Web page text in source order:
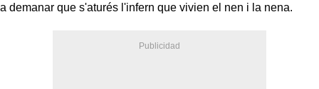
a demanar que s'aturés l'infern que vivien el nen i la nena.